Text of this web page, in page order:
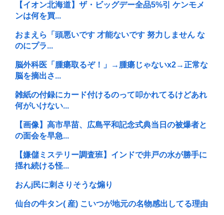
【イオン北海道】ザ・ビッグデー全品5%引 ケンモメ
ンは何を買...
おまえら「頭悪いです 才能ないです 努力しません な
のにプラ...
脳外科医「腫瘍取るぞ！」→腫瘍じゃないx2→正常な
脳を摘出さ...
雑紙の付録にカード付けるのって叩かれてるけどあれ
何がいけない...
【画像】高市早苗、広島平和記念式典当日の被爆者と
の面会を早急...
【嫌儲ミステリー調査班】インドで井戸の水が勝手に
揺れ続ける怪...
おんj民に刺さりそうな煽り
仙台の牛タン( 産) こいつが地元の名物感出してる理由